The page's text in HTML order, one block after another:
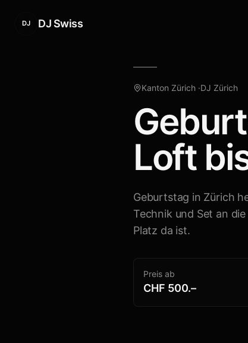
DJ DJ Swiss
Kanton Zürich ·DJ Zürich
Loft
Geburtstag in Zürich
Technik und Set an
Platz da ist.
Preis ab
CHF 500.–